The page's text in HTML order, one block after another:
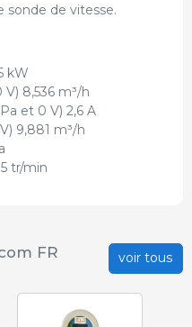
sonde de vitesse.
kW
8,536 m³/h
et 0 V) 2,6 A
9,881 m³/h
tr/min
voir tous
FR